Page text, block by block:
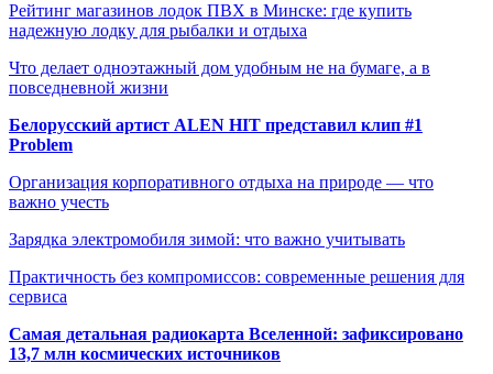
Рейтинг магазинов лодок ПВХ в Минске: где купить
надежную лодку для рыбалки и отдыха
Что делает одноэтажный дом удобным не на бумаге, а в
повседневной жизни
Белорусский артист ALEN HIT представил клип #1
Problem
Организация корпоративного отдыха на природе — что
важно учесть
Зарядка электромобиля зимой: что важно учитывать
Практичность без компромиссов: современные решения для
сервиса
Самая детальная радиокарта Вселенной: зафиксировано
13,7 млн космических источников